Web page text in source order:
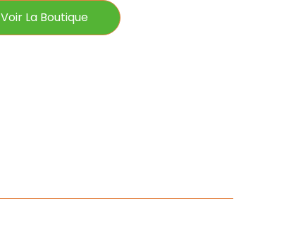
Voir La Boutique